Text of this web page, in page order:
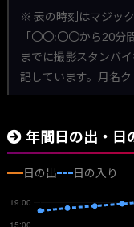
※ 表の時刻はマジッ
「〇〇:〇〇から20
までに撮影スタンバ
記しています。月名ク
年間日の出・日
日の出 日の入り